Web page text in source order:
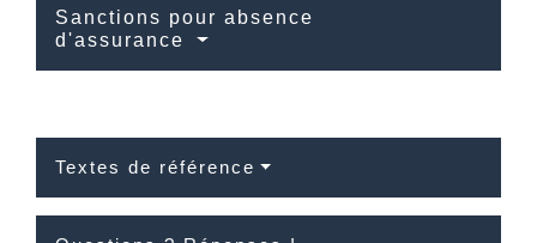
Sanctions pour absence
d'assurance
Textes de référence